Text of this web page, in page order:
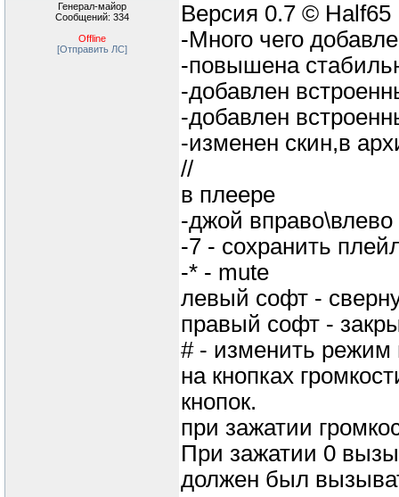
Генерал-майор
Сообщений: 334
Offline
[Отправить ЛС]
Версия 0.7 © Half65
-Много чего
-повышена
-добавлен
-добавлен
-изменен скин,в
//
в плеере
-джой вправо\влево
-7 - сохранить
-* - mute
левый софт -
правый софт -
# - изменить режим
на кнопках
кнопок.
при зажатии
При зажатии 0
должен был